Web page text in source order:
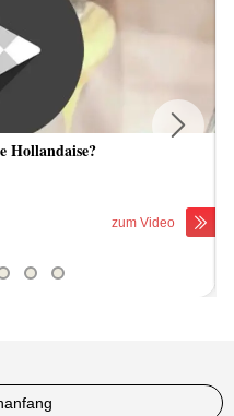
Hollandaise?
zum Video